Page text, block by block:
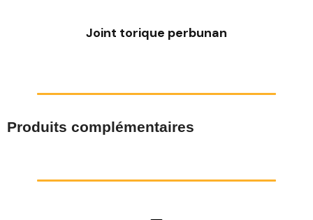
Joint torique perbunan
Produits complémentaires